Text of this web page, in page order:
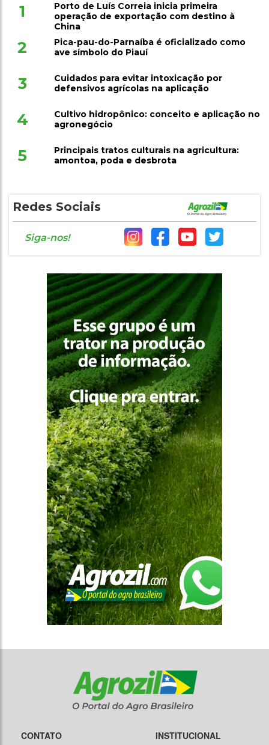
1
Porto de Luís Correia inicia primeira
operação de exportação com destino à
China
2
Pica-pau-do-Parnaíba é oficializado como
ave símbolo do Piauí
3
Cuidados para evitar intoxicação por
defensivos agrícolas na aplicação
4
Cultivo hidropônico: conceito e aplicação no
agronegócio
5
Principais tratos culturais na agricultura:
amontoa, poda e desbrota
Redes Sociais
Siga-nos!
CONTATO INSTITUCIONAL